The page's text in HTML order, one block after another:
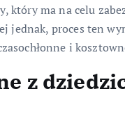
który ma na celu
proces ten
i
z